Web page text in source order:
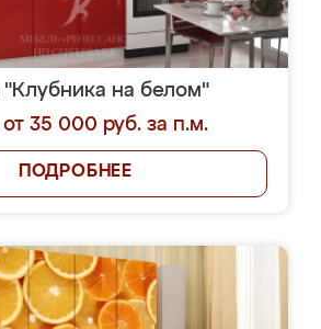
"Клубника на белом"
35 000 руб. за п.м.
ПОДРОБНЕЕ